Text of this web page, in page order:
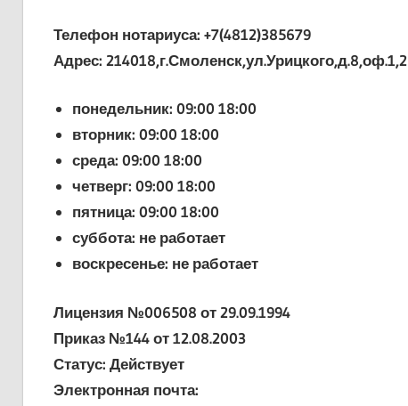
Телефон нотариуса: +7(4812)385679
Адрес: 214018,г.Смоленск,ул.Урицкого,д.8,оф.1,2
понедельник: 09:00 18:00
вторник: 09:00 18:00
среда: 09:00 18:00
четверг: 09:00 18:00
пятница: 09:00 18:00
суббота: не работает
воскресенье: не работает
Лицензия №006508 от 29.09.1994
Приказ №144 от 12.08.2003
Статус: Действует
Электронная почта: